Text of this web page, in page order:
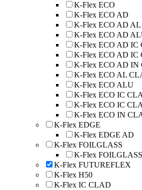
K-Flex ECO
K-Flex ECO AD
K-Flex ECO AD
K-Flex ECO AD
K-Flex ECO AD IC
K-Flex ECO AD IC
K-Flex ECO AD IN
K-Flex ECO AL
K-Flex ECO ALU
K-Flex ECO IC
K-Flex ECO IC
K-Flex ECO IN
K-Flex EDGE
K-Flex EDGE AD
K-Flex FOILGLASS
K-Flex
K-Flex FUTUREFLEX
K-Flex H50
K-Flex IC CLAD